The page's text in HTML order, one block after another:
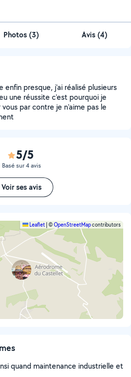
Photos (3) Avis (4)
enfin presque, j'ai réalisé plusieurs
une réussite c'est pourquoi je
par contre je n'aime pas le
5/5
Basé sur 4 avis
Voir ses avis
Leaflet ©OpenStreetMapcontributors
quand maintenance industrielle et